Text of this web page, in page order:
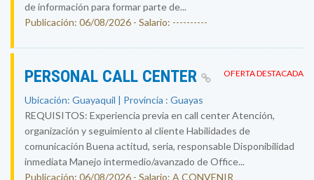
de información para formar parte de...
Publicación: 06/08/2026 - Salario: ----------
OFERTA DESTACADA
PERSONAL CALL CENTER
Ubicación: Guayaquil | Provincia : Guayas
REQUISITOS: Experiencia previa en call center Atención,
organización y seguimiento al cliente Habilidades de
comunicación Buena actitud, seria, responsable Disponibilidad
inmediata Manejo intermedio/avanzado de Office...
Publicación: 06/08/2026 - Salario: A CONVENIR